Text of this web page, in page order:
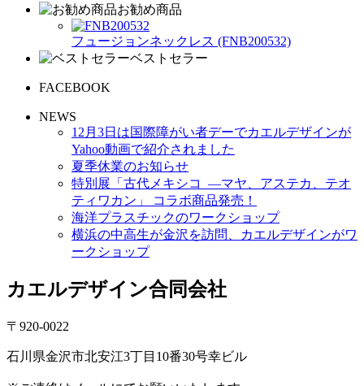
お勧め商品
フュージョンネックレス (FNB200532)
ベストセラー
FACEBOOK
NEWS
12月3日は国際障がい者デーでカエルデザインが
Yahoo動画で紹介されました
夏季休業のお知らせ
特別展「古代メキシコ ―マヤ、アステカ、テオ
ティワカン」 コラボ商品発売！
海洋プラスチックのワークショップ
横浜の中高生が金沢を訪問、カエルデザインがワ
ークショップ
カエルデザイン合同会社
〒920-0022
石川県金沢市北安江3丁目10番30号幸ビル